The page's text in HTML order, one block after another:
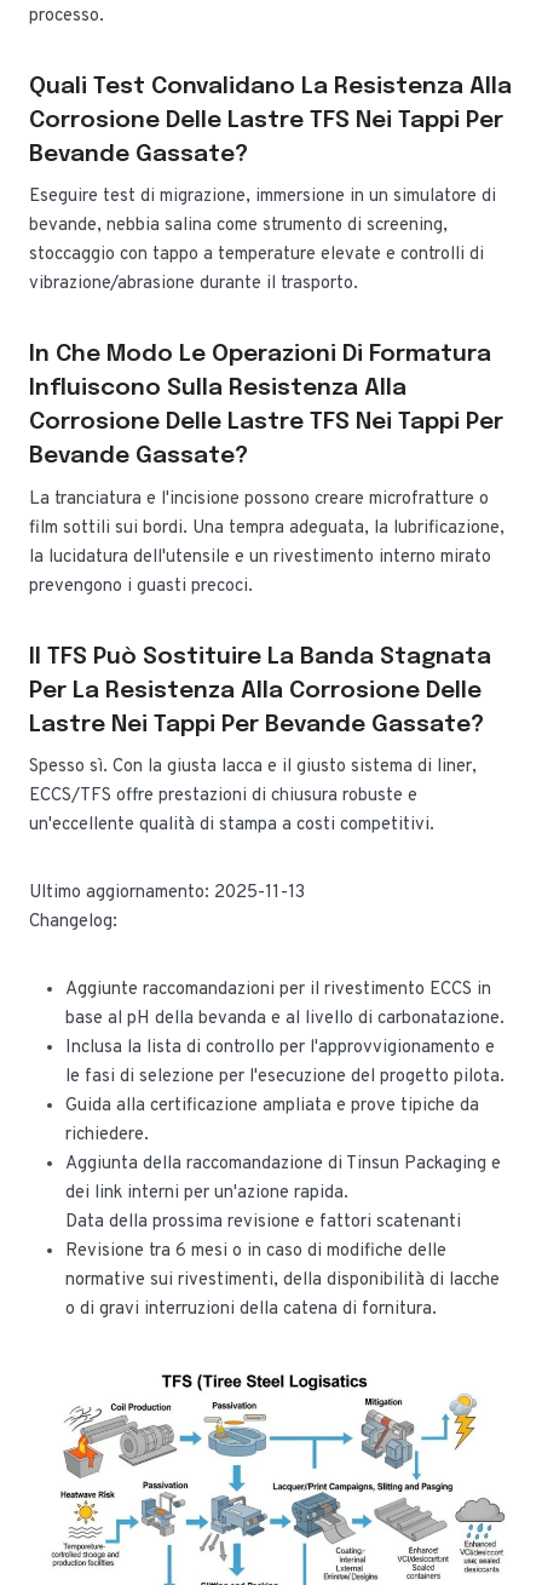
processo.
Quali Test Convalidano La Resistenza Alla
Corrosione Delle Lastre TFS Nei Tappi Per
Bevande Gassate?
Eseguire test di migrazione, immersione in un simulatore di
bevande, nebbia salina come strumento di screening,
stoccaggio con tappo a temperature elevate e controlli di
vibrazione/abrasione durante il trasporto.
In Che Modo Le Operazioni Di Formatura
Influiscono Sulla Resistenza Alla
Corrosione Delle Lastre TFS Nei Tappi Per
Bevande Gassate?
La tranciatura e l'incisione possono creare microfratture o
film sottili sui bordi. Una tempra adeguata, la lubrificazione,
la lucidatura dell'utensile e un rivestimento interno mirato
prevengono i guasti precoci.
Il TFS Può Sostituire La Banda Stagnata
Per La Resistenza Alla Corrosione Delle
Lastre Nei Tappi Per Bevande Gassate?
Spesso sì. Con la giusta lacca e il giusto sistema di liner,
ECCS/TFS offre prestazioni di chiusura robuste e
un'eccellente qualità di stampa a costi competitivi.
Ultimo aggiornamento: 2025-11-13
Changelog:
Aggiunte raccomandazioni per il rivestimento ECCS in
base al pH della bevanda e al livello di carbonatazione.
Inclusa la lista di controllo per l'approvvigionamento e
le fasi di selezione per l'esecuzione del progetto pilota.
Guida alla certificazione ampliata e prove tipiche da
richiedere.
Aggiunta della raccomandazione di Tinsun Packaging e
dei link interni per un'azione rapida.
Data della prossima revisione e fattori scatenanti
Revisione tra 6 mesi o in caso di modifiche delle
normative sui rivestimenti, della disponibilità di lacche
o di gravi interruzioni della catena di fornitura.